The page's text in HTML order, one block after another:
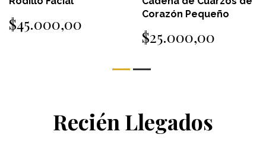
$45.000,00
Corazón Pequeño
$25.000,00
Recién Llegados